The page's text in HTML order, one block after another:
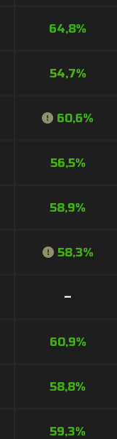
64,8%
54,7%
60,6%
56,5%
58,9%
58,3%
–
60,9%
58,8%
59,3%